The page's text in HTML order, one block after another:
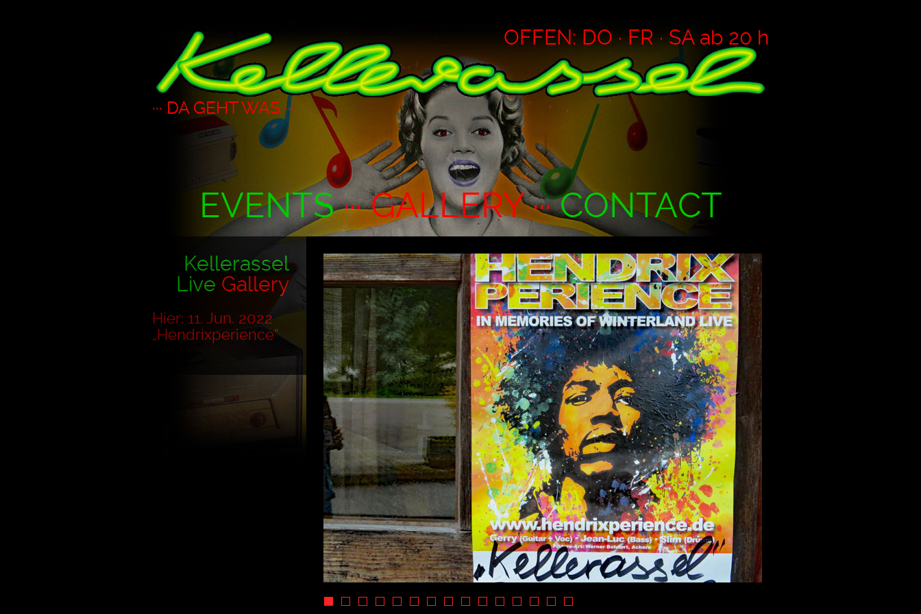
OFFEN: DO · FR · SA ab 20 h
··· DA GEHT WAS ···
EVENTS··· GALLERY ···CONTACT
Kellerassel
Live Gallery
Hier: 11. Jun. 2022
„Hendrixperience“